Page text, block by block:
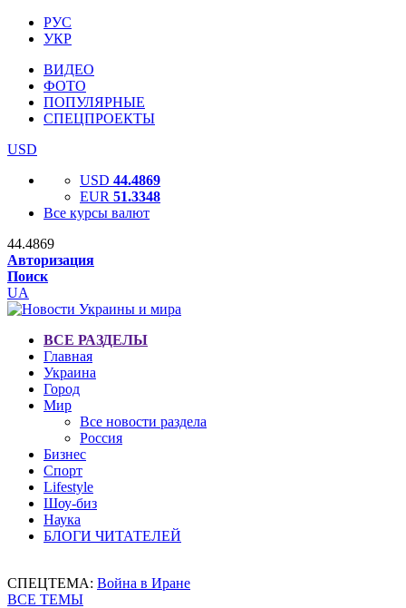
РУС
УКР
ВИДЕО
ФОТО
ПОПУЛЯРНЫЕ
СПЕЦПРОЕКТЫ
USD
USD 44.4869
EUR 51.3348
Все курсы валют
44.4869
Авторизация
Поиск
UA
ВСЕ РАЗДЕЛЫ
Главная
Украина
Город
Мир
Все новости раздела
Россия
Бизнес
Спорт
Lifestyle
Шоу-биз
Наука
БЛОГИ ЧИТАТЕЛЕЙ
СПЕЦТЕМА: Война в Иране
ВСЕ ТЕМЫ